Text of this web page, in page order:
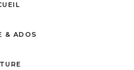
& ADOS